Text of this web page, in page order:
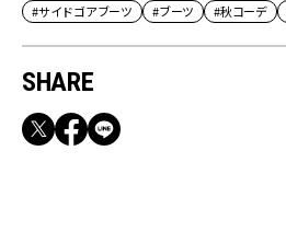
#サイドゴアブーツ #ブーツ #秋コーデ
SHARE